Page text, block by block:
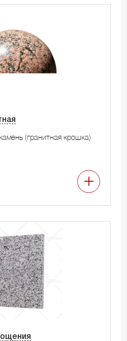
(гранитная крошка)